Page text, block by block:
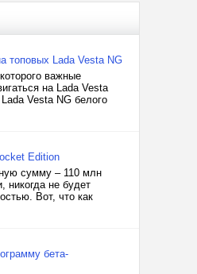
топовых Lada Vesta NG
важные
на Lada Vesta
Vesta NG белого
Edition
сумму – 110 млн
никогда не будет
Вот, что как
бета-